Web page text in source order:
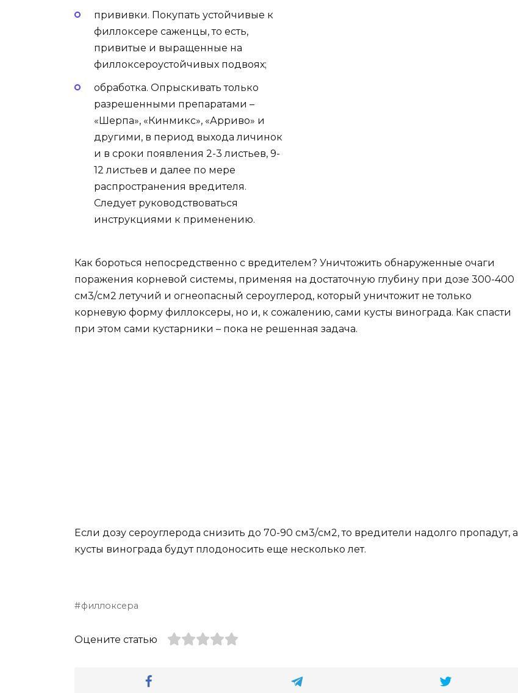
прививки. Покупать устойчивые к
филлоксере саженцы, то есть,
привитые и выращенные на
филлоксероустойчивых подвоях;
обработка. Опрыскивать только
разрешенными препаратами –
«Шерпа», «Кинмикс», «Арриво» и
другими, в период выхода личинок
и в сроки появления 2-3 листьев, 9-
12 листьев и далее по мере
распространения вредителя.
Следует руководствоваться
инструкциями к применению.
Как бороться непосредственно с вредителем? Уничтожить обнаруженные очаги
поражения корневой системы, применяя на достаточную глубину при дозе 300-400
см3/см2 летучий и огнеопасный сероуглерод, который уничтожит не только
корневую форму филлоксеры, но и, к сожалению, сами кусты винограда. Как спасти
при этом сами кустарники – пока не решенная задача.
Если дозу сероуглерода снизить до 70-90 см3/см2, то вредители надолго пропадут, а
кусты винограда будут плодоносить еще несколько лет.
филлоксера
Оцените статью